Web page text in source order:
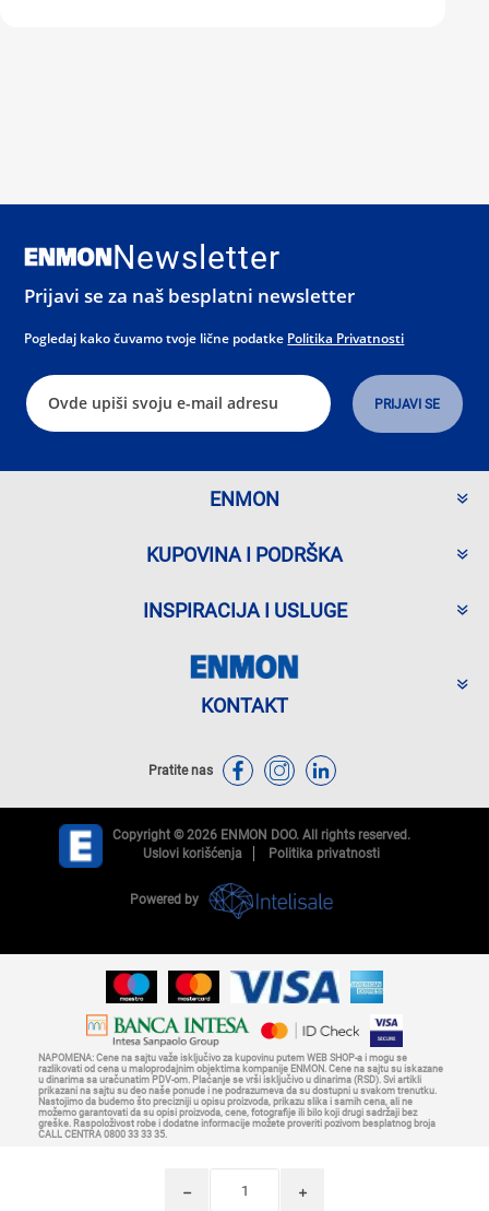
i
h
Newsletter
Prijavi se za naš besplatni newsletter
Pogledaj kako čuvamo tvoje lične podatke Politika Privatnosti
ENMON
KUPOVINA I PODRŠKA
INSPIRACIJA I USLUGE
KONTAKT
Pratite nas
Copyright © 2026 ENMON DOO. All rights reserved.
Uslovi korišćenja
Politika privatnosti
Powered by
NAPOMENA: Cene na sajtu važe isključivo za kupovinu putem WEB SHOP-a i mogu se
razlikovati od cena u maloprodajnim objektima kompanije ENMON. Cene na sajtu su iskazane
u dinarima sa uračunatim PDV-om. Plaćanje se vrši isključivo u dinarima (RSD). Svi artikli
prikazani na sajtu su deo naše ponude i ne podrazumeva da su dostupni u svakom trenutku.
Nastojimo da budemo što precizniji u opisu proizvoda, prikazu slika i samih cena, ali ne
možemo garantovati da su opisi proizvoda, cene, fotografije ili bilo koji drugi sadržaji bez
greške. Raspoloživost robe i dodatne informacije možete proveriti pozivom besplatnog broja
CALL CENTRA 0800 33 33 35.